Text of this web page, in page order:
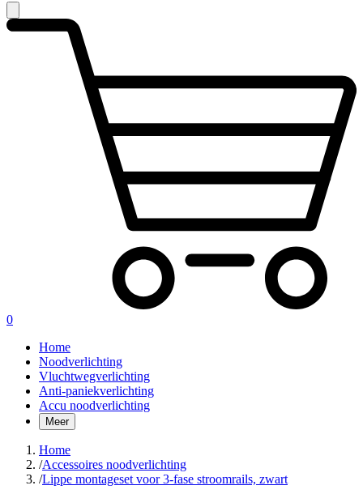
0
Home
Noodverlichting
Vluchtwegverlichting
Anti-paniekverlichting
Accu noodverlichting
Meer
Home
/Accessoires noodverlichting
/Lippe montageset voor 3-fase stroomrails, zwart